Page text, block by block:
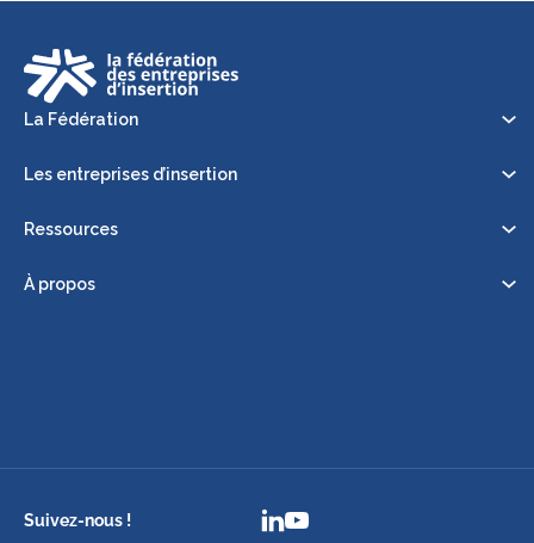
La Fédération
Les entreprises d’insertion
Ressources
À propos
Suivez-nous !